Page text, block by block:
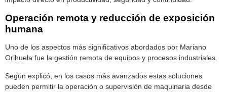
Operación remota y reducción de exposición
humana
Uno de los aspectos más significativos abordados por Mariano
Orihuela fue la gestión remota de equipos y procesos industriales.
Según explicó, en los casos más avanzados estas soluciones
pueden permitir la operación o supervisión de maquinaria desde